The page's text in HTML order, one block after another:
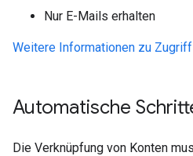
Nur E-Mails erhalten
Weitere Informationen zu
Automatische
Die Verknüpfung von Konten